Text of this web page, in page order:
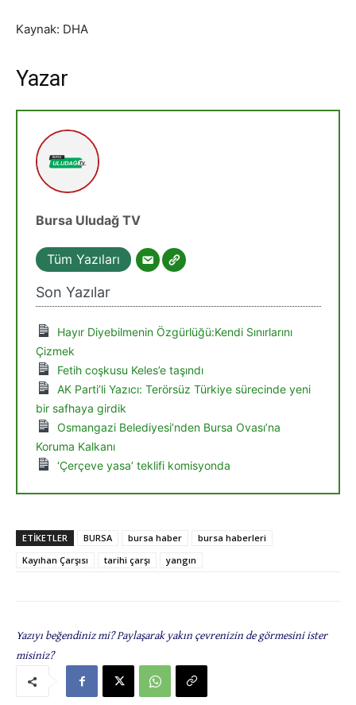
Kaynak: DHA
Yazar
Bursa Uludağ TV
Tüm Yazıları
Son Yazılar
Hayır Diyebilmenin Özgürlüğü:Kendi Sınırlarını
Çizmek
Fetih coşkusu Keles’e taşındı
AK Parti’li Yazıcı: Terörsüz Türkiye sürecinde yeni
bir safhaya girdik
Osmangazi Belediyesi’nden Bursa Ovası’na
Koruma Kalkanı
‘Çerçeve yasa’ teklifi komisyonda
ETIKETLER BURSA bursa haber
bursa haberleri
Kayıhan Çarşısı
tarihi çarşı yangın
Yazıyı beğendiniz mi? Paylaşarak yakın çevrenizin de görmesini ister
misiniz?